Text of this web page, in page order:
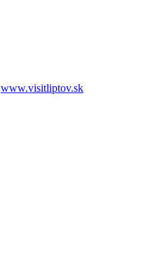
www.visitliptov.sk